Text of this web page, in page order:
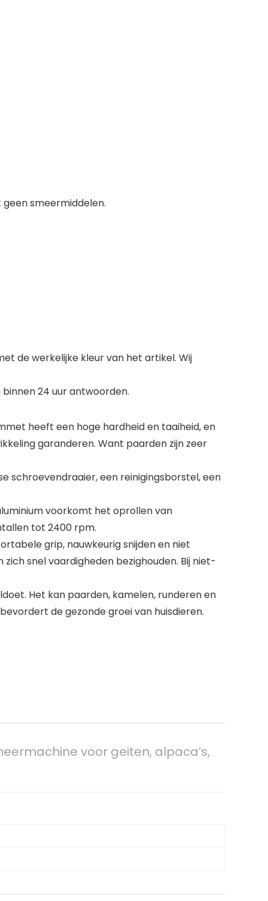
smeermiddelen.
de werkelijke kleur van het artikel. Wij
24 uur antwoorden.
heeft een hoge hardheid en taaiheid, en
garanderen. Want paarden zijn zeer
schroevendraaier, een reinigingsborstel, een
voorkomt het oprollen van
tot 2400 rpm.
grip, nauwkeurig snijden en niet
snel vaardigheden bezighouden. Bij niet-
Het kan paarden, kamelen, runderen en
de gezonde groei van huisdieren.
voor geiten, alpaca’s,